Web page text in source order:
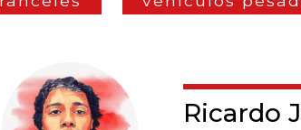
Ricardo